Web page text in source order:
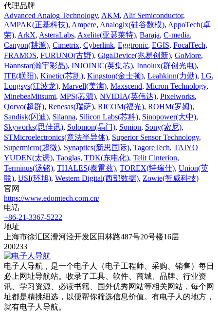
代理品牌
Advanced Analog Technology, AKM, Alif Semiconductor,
AMPAK(正基科技), Ampere, Analogix(硅谷数模), AppoTech(卓
荣), ArkX, AsteraLabs, Axelite(亚瑟莱特), Baraja, C-media,
Canyon(耕源), Cimetrix, Cyberlink, Eggtronic, EGIS, FocalTech,
FRAMOS, FURUNO(古野), GigaDevice(兆易创新), GoMore,
Hannstar(瀚宇彩晶), INJOINIC(英集芯), Innolux(群创光电),
ITE(联阳), Kinetic(芯凯), Kingston(金士顿), Leahkinn(力勤), LG,
Longsys(江波龙), Marvell(美满), Maxscend, Micron Technology,
MinebeaMitsumi, MPS(芯源), NVIDIA(英伟达), Pixelworks,
Qorvo(超群), Renesas(瑞萨), RICOM(福光), ROHM(罗姆),
Sandisk(闪迪), Silanna, Silicon Labs(芯科), Sinopower(大中),
Skyworks(思佳讯), Solomon(晶门), Sonion, Sony(索尼),
STMicroelectronics(意法半导体), Superior Sensor Technology,
Supermicro(超微), Synaptics(新思国际), TagoreTech, TAIYO
YUDEN(太诱), Taoglas, TDK(东电化), Telit Cinterion,
Terminus(汤铭), THALES(泰雷兹), TOREX(特瑞仕), Union(英
联), USI(环旭), Western Digital(西部数据), Zowie(智威科技)
官网
https://www.edomtech.com.cn/
电话
+86-21-3367-5222
地址
上海市徐汇区漕河泾开发区田林路487号20号楼16层
200233
电子人导航，是一个电子人（电子工程师、采购、销售）每日
必上网址导航站。收录了工具、软件、商城、品牌、行业资
讯、学习资源、必读书籍、国外优秀网站等相关网站，每个网
址都是精挑细选，以便帮你筛选信息价值。有电子人的地方，
就有电子人导航。